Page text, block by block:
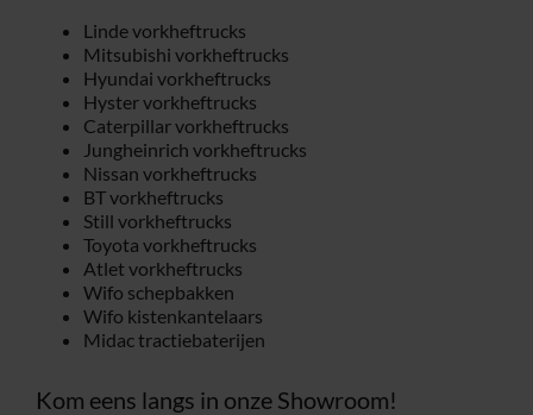
Linde vorkheftrucks
Mitsubishi vorkheftrucks
Hyundai vorkheftrucks
Hyster vorkheftrucks
Caterpillar vorkheftrucks
Jungheinrich vorkheftrucks
Nissan vorkheftrucks
BT vorkheftrucks
Still vorkheftrucks
Toyota vorkheftrucks
Atlet vorkheftrucks
Wifo schepbakken
Wifo kistenkantelaars
Midac tractiebaterijen
Kom eens langs in onze Showroom!